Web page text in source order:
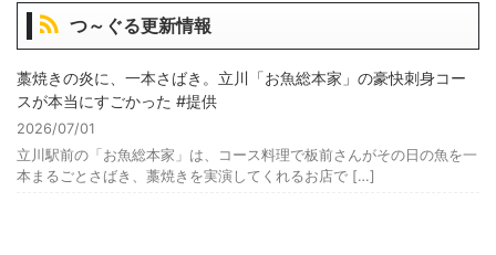
つ～ぐる更新情報
藁焼きの炎に、一本さばき。立川「お魚総本家」の豪快刺身コー
スが本当にすごかった #提供
2026/07/01
立川駅前の「お魚総本家」は、コース料理で板前さんがその日の魚を一
本まるごとさばき、藁焼きを実演してくれるお店で […]